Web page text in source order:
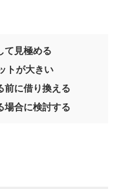
て見極める
トが大きい
前に借り換える
場合に検討する